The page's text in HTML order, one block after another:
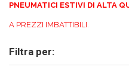
PNEUMATICI ESTIVI DI ALTA
A PREZZI IMBATTIBILI.
Filtra per: